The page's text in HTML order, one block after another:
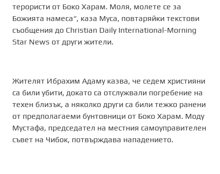
терористи от Боко Харам. Моля, молете се за
Божията намеса“, каза Муса, повтаряйки текстови
съобщения до Christian Daily International-Morning
Star News от други жители.
Жителят Ибрахим Адаму казва, че седем християни
са били убити, докато са отслужвали погребение на
техен близък, а няколко други са били тежко ранени
от предполагаеми бунтовници от Боко Харам. Моду
Мустафа, председател на местния самоуправителен
съвет на Чибок, потвърждава нападението.